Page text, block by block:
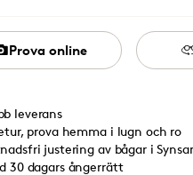
Prova online
leverans
prova hemma i lugn och ro
justering av bågar i
30 dagars ångerrätt